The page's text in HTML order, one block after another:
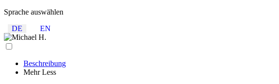
Sprache auswählen
DE
EN
Beschreibung
Mehr Less